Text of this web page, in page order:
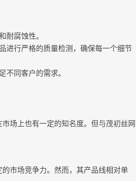
耐腐蚀性。
进行严格的质量检测，确保每一个细节
不同客户的需求。
场上也有一定的知名度。但与茂初丝网
市场竞争力。然而，其产品线相对单